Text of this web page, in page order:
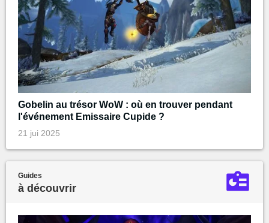
Gobelin au trésor WoW : où en trouver pendant
l'événement Emissaire Cupide ?
21 jui 2025
Guides
à découvrir